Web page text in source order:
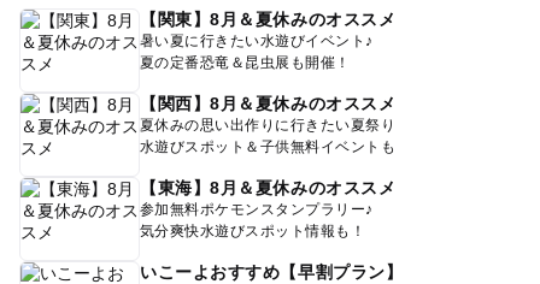
【関東】8月＆夏休みのオススメ
暑い夏に行きたい水遊びイベント♪
夏の定番恐竜＆昆虫展も開催！
【関西】8月＆夏休みのオススメ
夏休みの思い出作りに行きたい夏祭り
水遊びスポット＆子供無料イベントも
【東海】8月＆夏休みのオススメ
参加無料ポケモンスタンプラリー♪
気分爽快水遊びスポット情報も！
いこーよおすすめ【早割プラン】